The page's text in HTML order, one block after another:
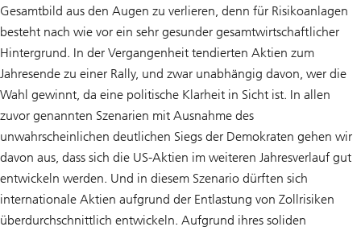
Gesamtbild aus den Augen zu verlieren, denn für Risikoanlagen
besteht nach wie vor ein sehr gesunder gesamtwirtschaftlicher
Hintergrund. In der Vergangenheit tendierten Aktien zum
Jahresende zu einer Rally, und zwar unabhängig davon, wer die
Wahl gewinnt, da eine politische Klarheit in Sicht ist. In allen
zuvor genannten Szenarien mit Ausnahme des
unwahrscheinlichen deutlichen Siegs der Demokraten gehen wir
davon aus, dass sich die US-Aktien im weiteren Jahresverlauf gut
entwickeln werden. Und in diesem Szenario dürften sich
internationale Aktien aufgrund der Entlastung von Zollrisiken
überdurchschnittlich entwickeln. Aufgrund ihres soliden